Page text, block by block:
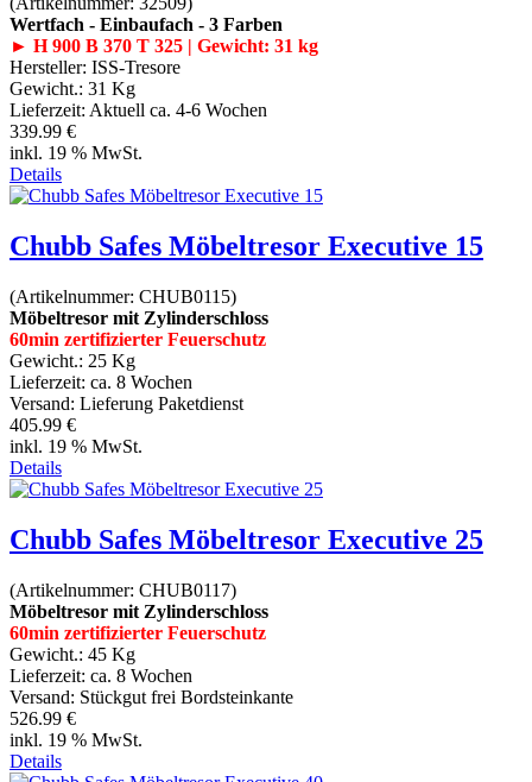
Wertfach - Einbaufach - 3 Farben
► H 900 B 370 T 325 | Gewicht: 31 kg
Hersteller: ISS-Tresore
Gewicht.: 31 Kg
Lieferzeit: Aktuell ca. 4-6 Wochen
339.99 €
inkl. 19 % MwSt.
Details
Chubb Safes Möbeltresor Executive 15
(Artikelnummer: CHUB0115)
Möbeltresor mit Zylinderschloss
60min zertifizierter Feuerschutz
Gewicht.: 25 Kg
Lieferzeit: ca. 8 Wochen
Versand: Lieferung Paketdienst
405.99 €
inkl. 19 % MwSt.
Details
Chubb Safes Möbeltresor Executive 25
(Artikelnummer: CHUB0117)
Möbeltresor mit Zylinderschloss
60min zertifizierter Feuerschutz
Gewicht.: 45 Kg
Lieferzeit: ca. 8 Wochen
Versand: Stückgut frei Bordsteinkante
526.99 €
inkl. 19 % MwSt.
Details